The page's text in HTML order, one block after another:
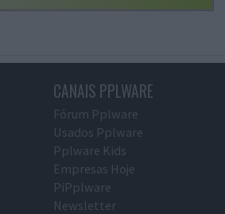
CANAIS PPLWARE
Fórum Pplware
Usados Pplware
Pplware Kids
Empresas Hoje
PiPplware
Newsletter